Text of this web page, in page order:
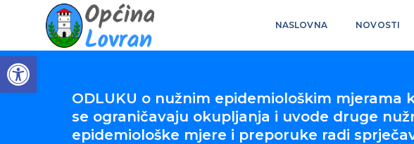
Open toolbar
NASLOVNA NOVOSTI
ODLUKU o nužnim epidemiološkim mjerama
se ograničavaju okupljanja i uvode druge
epidemiološke mjere i preporuke radi